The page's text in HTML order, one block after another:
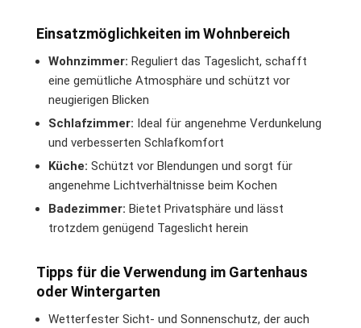
Einsatzmöglichkeiten im Wohnbereich
Wohnzimmer: Reguliert das Tageslicht, schafft
eine gemütliche Atmosphäre und schützt vor
neugierigen Blicken
Schlafzimmer: Ideal für angenehme Verdunkelung
und verbesserten Schlafkomfort
Küche: Schützt vor Blendungen und sorgt für
angenehme Lichtverhältnisse beim Kochen
Badezimmer: Bietet Privatsphäre und lässt
trotzdem genügend Tageslicht herein
Tipps für die Verwendung im Gartenhaus
oder Wintergarten
Wetterfester Sicht- und Sonnenschutz, der auch